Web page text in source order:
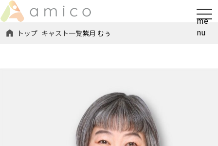
t
o
g
me
nu
トップ キャスト一覧紫月 むぅ